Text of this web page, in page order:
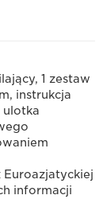
1 zestaw
instrukcja
ulotka
Euroazjatyckiej
informacji